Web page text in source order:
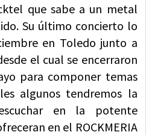
que sabe a un metal
Su último concierto lo
en Toledo junto a
el cual se encerraron
para componer temas
algunos tendremos la
en la potente
en el ROCKMERIA